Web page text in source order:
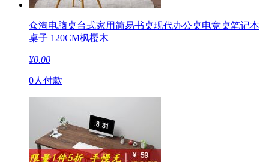
众淘电脑桌台式家用简易书桌现代办公桌电竞桌笔记本
桌子 120CM枫樱木
¥0.00
0人付款